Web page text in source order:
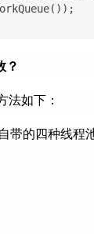
？
法如下：